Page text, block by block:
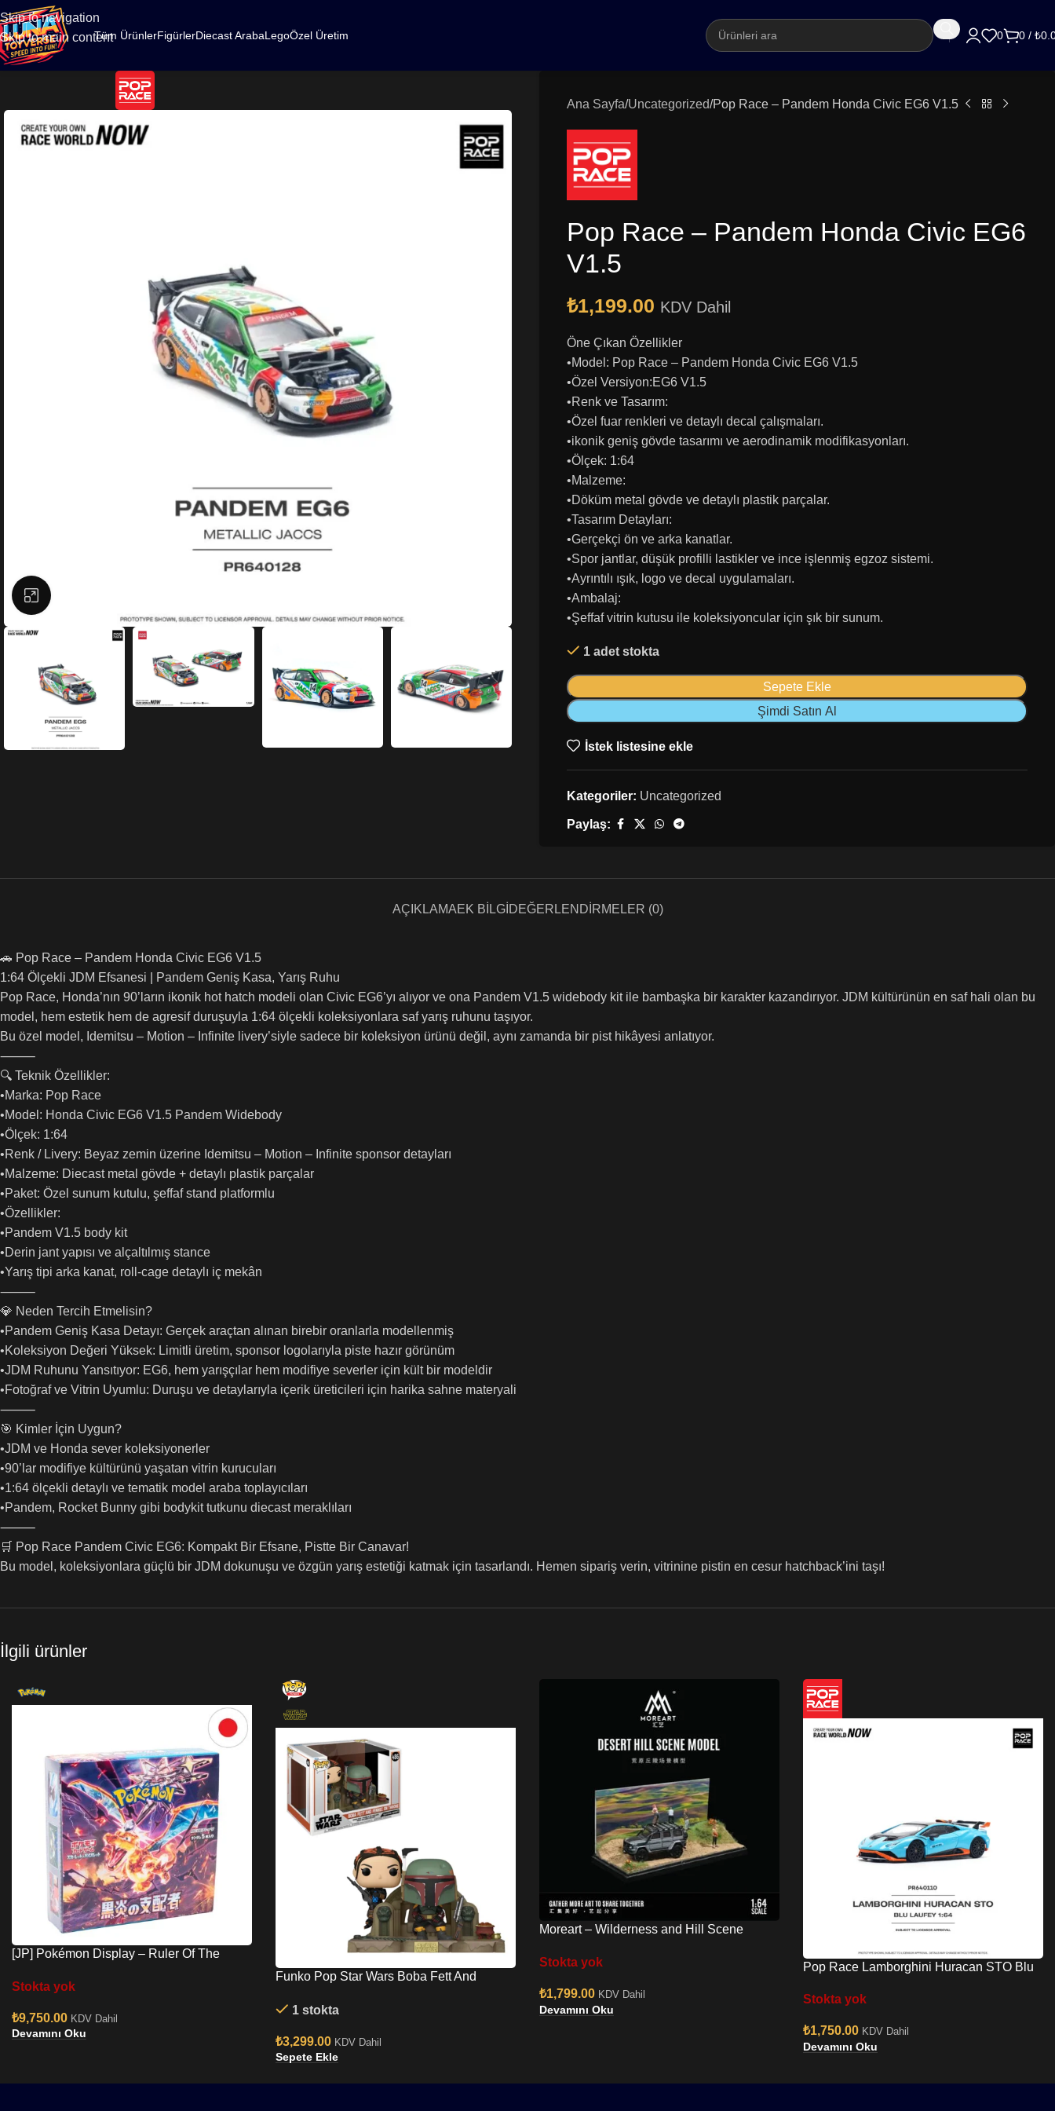
Skip to navigation
Skip to main contentTüm ÜrünlerFigürlerDiecast ArabaLegoÖzel Üretim 0 0 / ₺
Ana Sayfa Uncategorized Pop Race – Pandem Honda Civic EG6 V1.5
Pop Race – Pandem Honda Civic EG6
V1.5
₺1,199.00 KDV Dahil
Öne Çıkan Özellikler
•Model: Pop Race – Pandem Honda Civic EG6 V1.5
•Özel Versiyon:EG6 V1.5
•Renk ve Tasarım:
•Özel fuar renkleri ve detaylı decal çalışmaları.
•ikonik geniş gövde tasarımı ve aerodinamik modifikasyonları.
•Ölçek: 1:64
•Malzeme:
•Döküm metal gövde ve detaylı plastik parçalar.
•Tasarım Detayları:
•Gerçekçi ön ve arka kanatlar.
•Spor jantlar, düşük profilli lastikler ve ince işlenmiş egzoz sistemi.
•Ayrıntılı ışık, logo ve decal uygulamaları.
•Ambalaj:
•Şeffaf vitrin kutusu ile koleksiyoncular için şık bir sunum.
1 adet stokta
Sepete Ekle
Şimdi Satın Al
İstek listesine ekle
Kategoriler: Uncategorized
Paylaş:
AÇIKLAMAEK BILGI DEĞERLENDIRMELER (0)
🚗 Pop Race – Pandem Honda Civic EG6 V1.5
1:64 Ölçekli JDM Efsanesi | Pandem Geniş Kasa, Yarış Ruhu
Pop Race, Honda’nın 90’ların ikonik hot hatch modeli olan Civic EG6’yı alıyor ve ona Pandem V1.5 widebody kit ile bambaşka bir karakter kazandırıyor. JDM kültürünün en saf hali olan bu
model, hem estetik hem de agresif duruşuyla 1:64 ölçekli koleksiyonlara saf yarış ruhunu taşıyor.
Bu özel model, Idemitsu – Motion – Infinite livery’siyle sadece bir koleksiyon ürünü değil, aynı zamanda bir pist hikâyesi anlatıyor.
⸻
🔍 Teknik Özellikler:
•Marka: Pop Race
•Model: Honda Civic EG6 V1.5 Pandem Widebody
•Ölçek: 1:64
•Renk / Livery: Beyaz zemin üzerine Idemitsu – Motion – Infinite sponsor detayları
•Malzeme: Diecast metal gövde + detaylı plastik parçalar
•Paket: Özel sunum kutulu, şeffaf stand platformlu
•Özellikler:
•Pandem V1.5 body kit
•Derin jant yapısı ve alçaltılmış stance
•Yarış tipi arka kanat, roll-cage detaylı iç mekân
⸻
💎 Neden Tercih Etmelisin?
•Pandem Geniş Kasa Detayı: Gerçek araçtan alınan birebir oranlarla modellenmiş
•Koleksiyon Değeri Yüksek: Limitli üretim, sponsor logolarıyla piste hazır görünüm
•JDM Ruhunu Yansıtıyor: EG6, hem yarışçılar hem modifiye severler için kült bir modeldir
•Fotoğraf ve Vitrin Uyumlu: Duruşu ve detaylarıyla içerik üreticileri için harika sahne materyali
⸻
🎯 Kimler İçin Uygun?
•JDM ve Honda sever koleksiyonerler
•90’lar modifiye kültürünü yaşatan vitrin kurucuları
•1:64 ölçekli detaylı ve tematik model araba toplayıcıları
•Pandem, Rocket Bunny gibi bodykit tutkunu diecast meraklıları
⸻
🛒 Pop Race Pandem Civic EG6: Kompakt Bir Efsane, Pistte Bir Canavar!
Bu model, koleksiyonlara güçlü bir JDM dokunuşu ve özgün yarış estetiği katmak için tasarlandı. Hemen sipariş verin, vitrinine pistin en cesur hatchback’ini taşı!
İlgili ürünler
[JP] Pokémon Display – Ruler Of The
Stokta yok
₺9,750.00 KDV Dahil
Devamını Oku
Funko Pop Star Wars Boba Fett And
1 stokta
₺3,299.00 KDV Dahil
Sepete Ekle
Moreart – Wilderness and Hill Scene
Stokta yok
₺1,799.00 KDV Dahil
Devamını Oku
Pop Race Lamborghini Huracan STO Blu
Stokta yok
₺1,750.00 KDV Dahil
Devamını Oku